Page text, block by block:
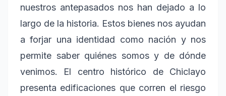
nuestros antepasados nos han dejado a lo
largo de la historia. Estos bienes nos ayudan
a forjar una identidad como nación y nos
permite saber quiénes somos y de dónde
venimos. El centro histórico de Chiclayo
presenta edificaciones que corren el riesgo